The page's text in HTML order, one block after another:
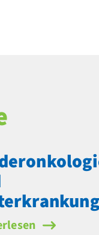
und